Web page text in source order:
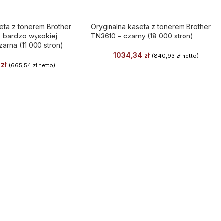
z tonerem Brother
bardzo wysokiej
(11 000 stron)
zł (665,54 zł netto)
Oryginalna kaseta z tonerem Brother
TN3610 – czarny (18 000 stron)
1034,34 zł (840,93 złnetto)